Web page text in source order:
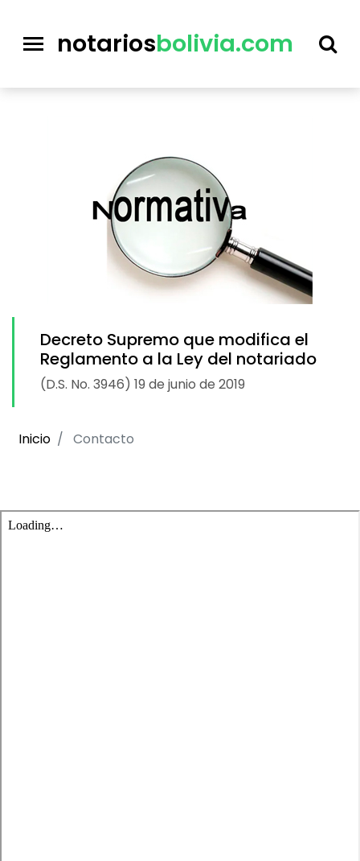
notariosbolivia.com
Decreto Supremo que modifica el
Reglamento a la Ley del notariado
(D.S. No. 3946) 19 de junio de 2019
Inicio Contacto